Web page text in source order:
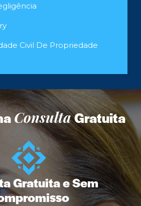
Civil De Propriedade
ConsultaGratuita
Gratuita e Sem